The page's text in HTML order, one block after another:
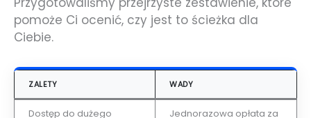
pomoże Ci ocenić, czy jest to ścieżka dla
Ciebie.
ZALETY WADY
Dostęp do dużego Jednorazowa opłata za